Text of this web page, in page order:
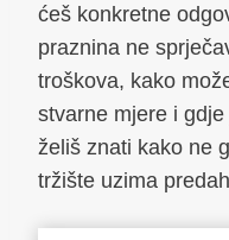
ćeš konkretne
praznina ne
troškova, kako
stvarne mjere i
želiš znati kako ne
tržište uzima